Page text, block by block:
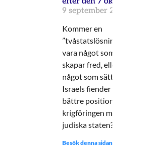
9 september 2024
Kommer en
”tvåstatslösning”
vara något som
skapar fred, eller
något som sätter
Israels fiender i en
bättre position i
krigföringen mot den
judiska staten?
Besök denna sidan: